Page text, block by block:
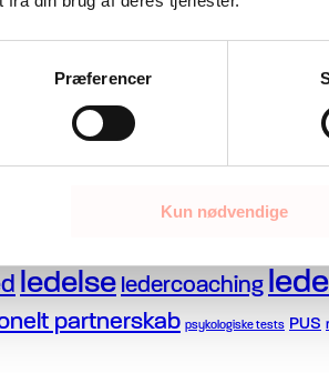
Præferencer
Kun nødvendige
ledelse ledercoaching
partnerskab psykologiske tests PUS